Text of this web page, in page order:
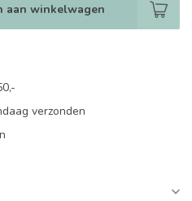
aan winkelwagen
verzonden